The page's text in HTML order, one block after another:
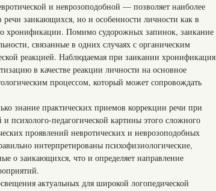
и неврозоподобной — позволяет наиболее
заикающихся, но и особенности личности как в
хронификации. Помимо судорожных запинок, заикание
связанные в одних случаях с органическим
реакцией. Наблюдаемая при заикании хронификация
в качестве реакции личности на основное
процессом, который может сопровождать
знание практических приемов коррекции речи при
психолого-педагогической картины этого сложного
проявлений невротических и неврозоподобных
интерпретированы психофизиологические,
о заикающихся, что и определяет направление
актуальных для широкой логопедической